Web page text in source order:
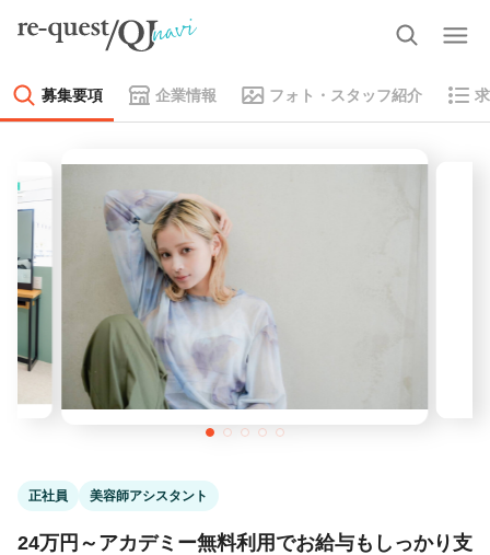
募集要項 企業情報 フォト・スタッフ紹介
正社員 美容師アシスタント
24万円～アカデミー無料利用でお給与もしっかり支